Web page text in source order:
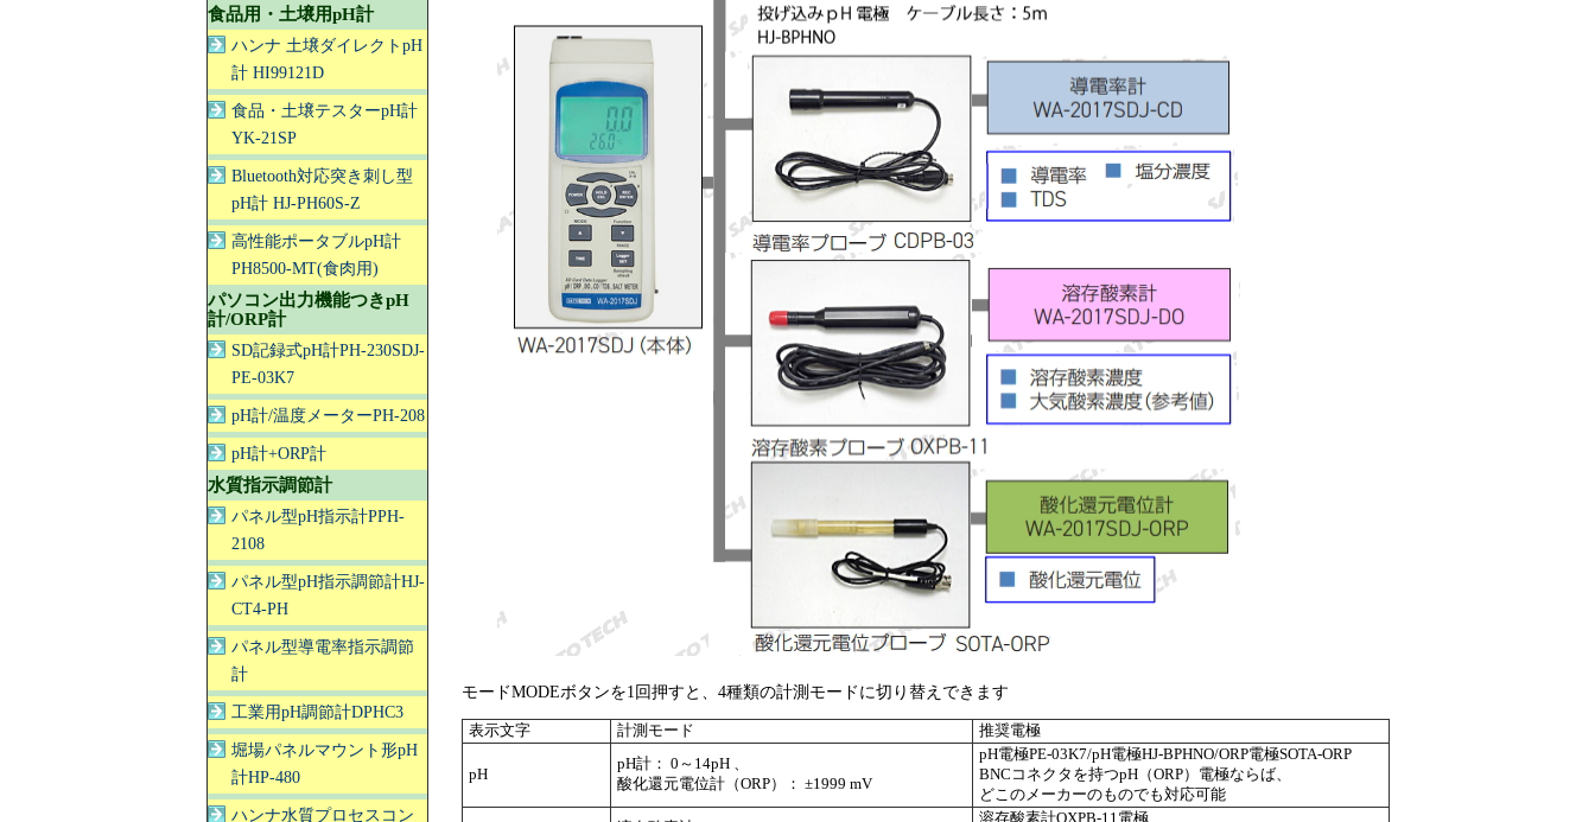
モードMODEボタンを1回押すと、4種類の計測モードに切り替えできます
表示文字 計測モード 推奨電極
pH
pH計： 0～14pH 、
酸化還元電位計（ORP）： ±1999 mV
pH電極PE-03K7/pH電極HJ-BPHNO/ORP電極SOTA-ORP
BNCコネクタを持つpH（ORP）電極ならば、
どこのメーカーのものでも対応可能
溶存酸素計OXPB-11電極
食品用・土壌用pH計
ハンナ 土壌ダイレクトpH
計 HI99121D
食品・土壌テスターpH計
YK-21SP
Bluetooth対応突き刺し型
pH計 HJ-PH60S-Z
高性能ポータブルpH計
PH8500-MT(食肉用)
パソコン出力機能つきpH
計/ORP計
SD記録式pH計PH-230SDJ-
PE-03K7
pH計/温度メーターPH-208
pH計+ORP計
水質指示調節計
パネル型pH指示計PPH-
2108
パネル型pH指示調節計HJ-
CT4-PH
パネル型導電率指示調節
計
工業用pH調節計DPHC3
堀場パネルマウント形pH
計HP-480
ハンナ水質プロセスコン